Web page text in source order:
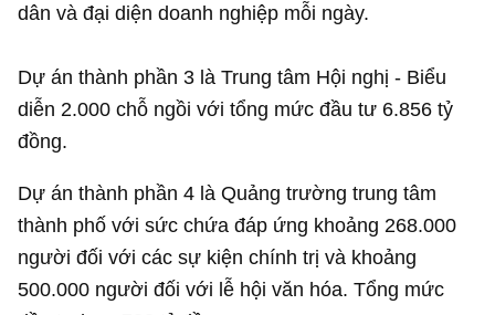
dân và đại diện doanh nghiệp mỗi ngày.
Dự án thành phần 3 là Trung tâm Hội nghị - Biểu
diễn 2.000 chỗ ngồi với tổng mức đầu tư 6.856 tỷ
đồng.
Dự án thành phần 4 là Quảng trường trung tâm
thành phố với sức chứa đáp ứng khoảng 268.000
người đối với các sự kiện chính trị và khoảng
500.000 người đối với lễ hội văn hóa. Tổng mức